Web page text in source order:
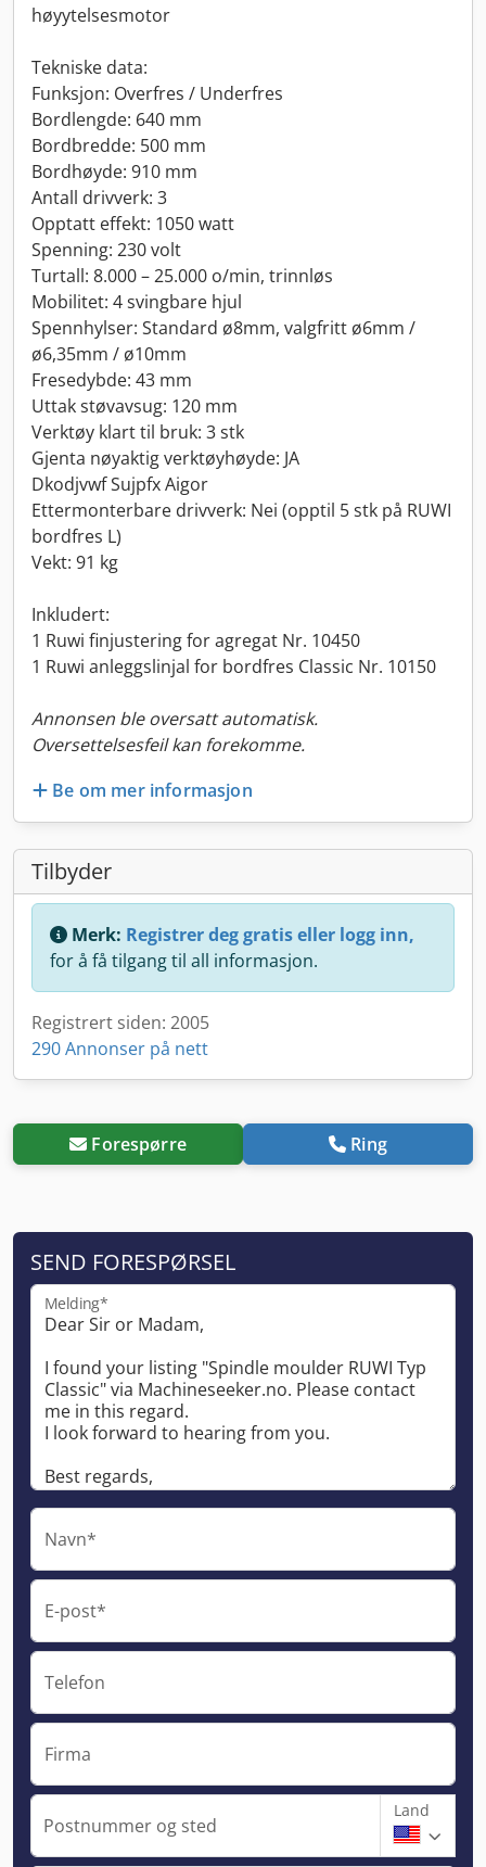
høyytelsesmotor
Tekniske data:
Funksjon: Overfres / Underfres
Bordlengde: 640 mm
Bordbredde: 500 mm
Bordhøyde: 910 mm
Antall drivverk: 3
Opptatt effekt: 1050 watt
Spenning: 230 volt
Turtall: 8.000 – 25.000 o/min, trinnløs
Mobilitet: 4 svingbare hjul
Spennhylser: Standard ø8mm, valgfritt ø6mm /
ø6,35mm / ø10mm
Fresedybde: 43 mm
Uttak støvavsug: 120 mm
Verktøy klart til bruk: 3 stk
Gjenta nøyaktig verktøyhøyde: JA
Dkodjvwf Sujpfx Aigor
Ettermonterbare drivverk: Nei (opptil 5 stk på RUWI
bordfres L)
Vekt: 91 kg
Inkludert:
1 Ruwi finjustering for agregat Nr. 10450
1 Ruwi anleggslinjal for bordfres Classic Nr. 10150
Annonsen ble oversatt automatisk.
Oversettelsesfeil kan forekomme.
Be om mer informasjon
Tilbyder
Merk: Registrer deg gratis eller logg inn,
for å få tilgang til all informasjon.
Registrert siden: 2005
290 Annonser på nett
Forespørre Ring
SEND FORESPØRSEL
Melding*
Navn*
E-post*
Telefon
Firma
Postnummer og sted
Land